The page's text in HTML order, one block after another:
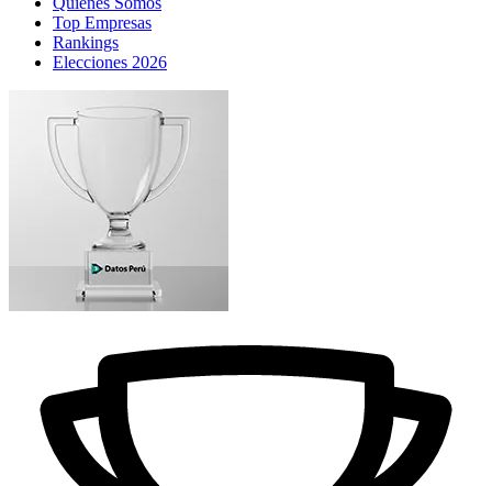
Top Empresas
Rankings
Elecciones 2026